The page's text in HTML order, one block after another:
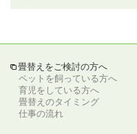
tabs畳替えをご検討の方へ
ペットを飼っている方へ
育児をしている方へ
畳替えのタイミング
仕事の流れ